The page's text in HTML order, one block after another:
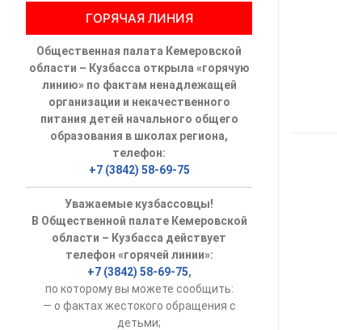
ГОРЯЧАЯ ЛИНИЯ
Общественная палата Кемеровской
области – Кузбасса открыла «горячую
линию» по фактам ненадлежащей
организации и некачественного
питания детей начального общего
образования в школах региона,
телефон:
+7 (3842) 58-69-75
Уважаемые кузбассовцы!
В Общественной палате Кемеровской
области – Кузбасса действует
телефон «горячей линии»:
+7 (3842) 58-69-75,
по которому вы можете сообщить:
— о фактах жестокого обращения с
детьми;